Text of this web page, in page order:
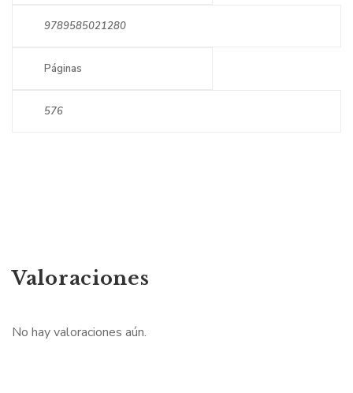
9789585021280
Páginas
576
Valoraciones
No hay valoraciones aún.